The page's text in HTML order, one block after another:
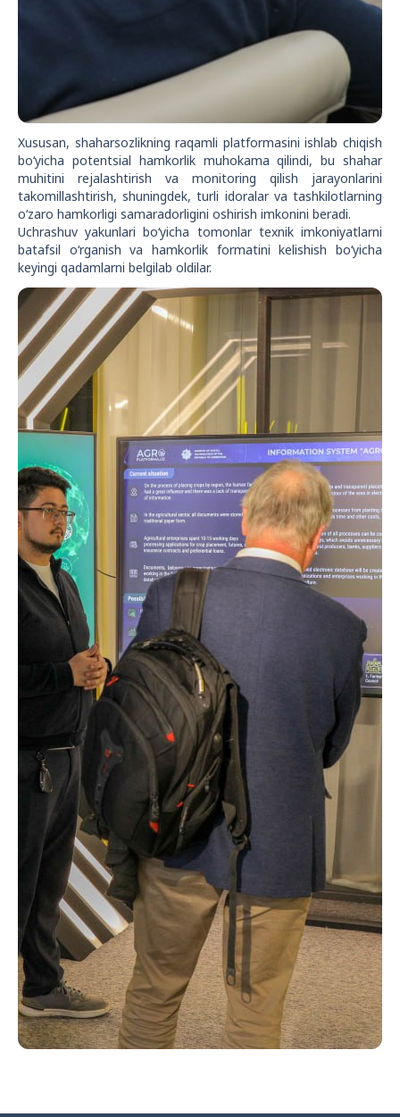
Xususan, shaharsozlikning raqamli platformasini ishlab chiqish
bo‘yicha potentsial hamkorlik muhokama qilindi, bu shahar
muhitini rejalashtirish va monitoring qilish jarayonlarini
takomillashtirish, shuningdek, turli idoralar va tashkilotlarning
o‘zaro hamkorligi samaradorligini oshirish imkonini beradi.
Uchrashuv yakunlari bo‘yicha tomonlar texnik imkoniyatlarni
batafsil o‘rganish va hamkorlik formatini kelishish bo‘yicha
keyingi qadamlarni belgilab oldilar.